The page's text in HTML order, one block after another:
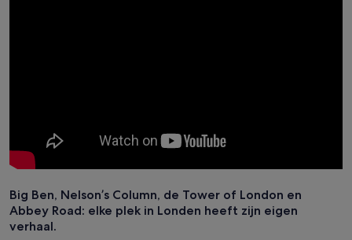
Big Ben, Nelson’s Column, de Tower of London en
Abbey Road: elke plek in Londen heeft zijn eigen
verhaal.